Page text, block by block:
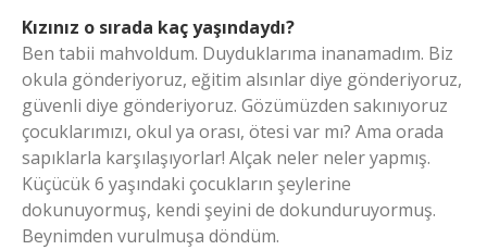
Kızınız o sırada kaç yaşındaydı?
Ben tabii mahvoldum. Duyduklarıma inanamadım. Biz
okula gönderiyoruz, eğitim alsınlar diye gönderiyoruz,
güvenli diye gönderiyoruz. Gözümüzden sakınıyoruz
çocuklarımızı, okul ya orası, ötesi var mı? Ama orada
sapıklarla karşılaşıyorlar! Alçak neler neler yapmış.
Küçücük 6 yaşındaki çocukların şeylerine
dokunuyormuş, kendi şeyini de dokunduruyormuş.
Beynimden vurulmuşa döndüm.